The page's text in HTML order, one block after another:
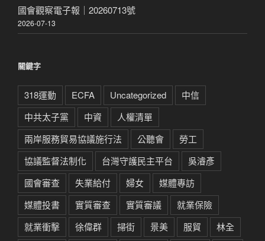
國會觀察電子報｜20260713號
2026-07-13
關鍵字
318運動 ECFA Uncategorized
中信
中共太子黨
中資
人權清單
兩岸服務貿易協議施行法
公聽會
勞工
協議監督法制化
台灣守護民主平台
吳濬彥
國會審查
失業給付 婦女
媒體專訪
媒體投書
實質審查 實質審議
就業保險
就業衝擊
徐偉群 掃街 景美 服貿
林全